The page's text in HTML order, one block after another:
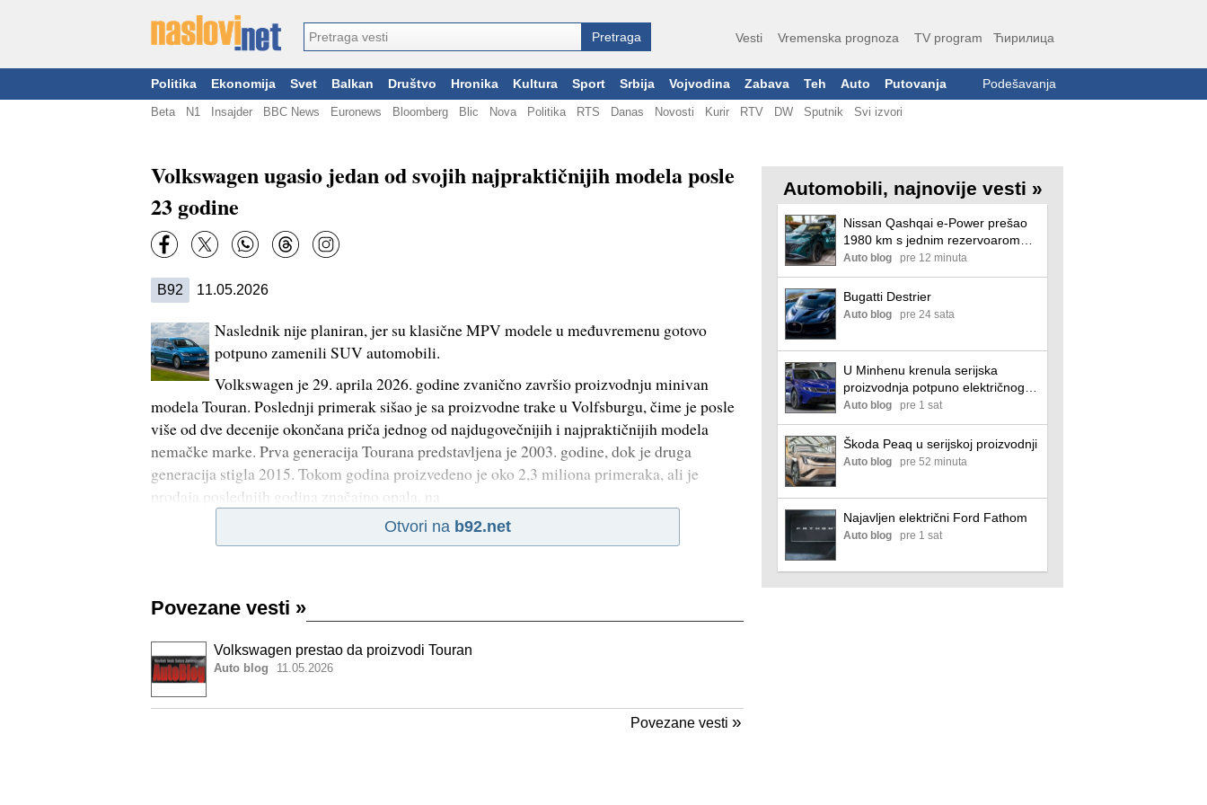
Vesti Vremenska prognoza TV program Ћирилица
Politika Ekonomija Svet Balkan Društvo Hronika Kultura Sport Srbija Vojvodina Zabava Teh Auto Putovanja Podešavanja
Beta N1 Insajder BBC News Euronews Bloomberg Blic Nova Politika RTS Danas Novosti Kurir RTV DW Sputnik Svi izvori
Volkswagen ugasio jedan od svojih najpraktičnijih modela posle
23 godine
B92 11.05.2026
Naslednik nije planiran, jer su klasične MPV modele u međuvremenu gotovo
potpuno zamenili SUV automobili.
Volkswagen je 29. aprila 2026. godine zvanično završio proizvodnju minivan
modela Touran. Poslednji primerak sišao je sa proizvodne trake u Volfsburgu, čime je posle
više od dve decenije okončana priča jednog od najdugovečnijih i najpraktičnijih modela
nemačke marke. Prva generacija Tourana predstavljena je 2003. godine, dok je druga
generacija stigla 2015. Tokom godina proizvedeno je oko 2,3 miliona primeraka, ali je
prodaja poslednjih godina značajno opala, na
Otvori na b92.net
Povezane vesti »
Volkswagen prestao da proizvodi Touran
Auto blog 11.05.2026
Povezane vesti »
Automobili, najnovije vesti »
Nissan Qashqai e-Power prešao
1980 km s jednim rezervoarom
goriva i ušao u Ginisovu knjigu
rekorda
Auto blog pre 12 minuta
Bugatti Destrier
Auto blog pre 24 sata
U Minhenu krenula serijska
proizvodnja potpuno električnog
BMW-a i3
Auto blog pre 1 sat
Škoda Peaq u serijskoj proizvodnji
Auto blog pre 52 minuta
Najavljen električni Ford Fathom
Auto blog pre 1 sat